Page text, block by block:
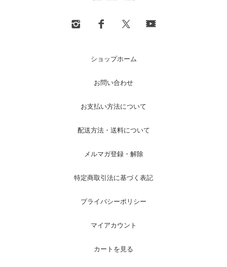
ショップホーム
お問い合わせ
お支払い方法について
配送方法・送料について
メルマガ登録・解除
特定商取引法に基づく表記
プライバシーポリシー
マイアカウント
カートを見る